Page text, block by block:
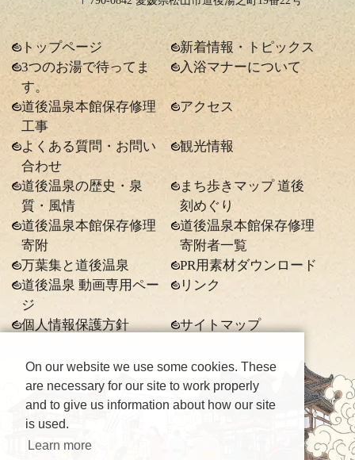
トップページ
新着情報・トピックス
3つのお湯で待ってま
す。
入浴マナーについて
道後温泉本館保存修理
工事
アクセス
よくある質問・お問い
合わせ
観光情報
道後温泉の歴史・泉
質・風情
まち歩きマップ 道後
刻めぐり
道後温泉本館保存修理
寄附
道後温泉本館保存修理
寄附者一覧
万葉集と道後温泉
PR用素材ダウンロード
道後温泉 動画専用ペー
ジ
リンク
個人情報保護方針 サイトマップ
On our website we use some cookies. These
are necessary for our site to work properly
and to give us information about how our site
is used.
Learn more